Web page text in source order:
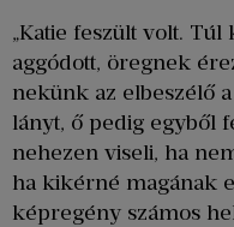
„Katie feszült volt.
aggódott, öregnek
nekünk az elbeszélő a
lányt, ő pedig egyből
nehezen viseli, ha
ha kikérné magának
képregény számos